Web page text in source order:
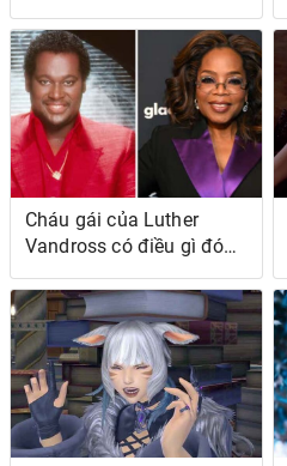
Trump của cô ấy
Cháu gái của Luther
Vandross có điều gì đó
muốn nói về cuộc phỏng
vấn đau lòng sau cơn đột
quỵ của ông với Oprah
Winfrey